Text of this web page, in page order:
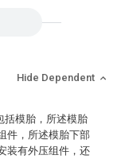
Hide Dependent
括模胎，所述模胎
件，所述模胎下部
装有外压组件，还